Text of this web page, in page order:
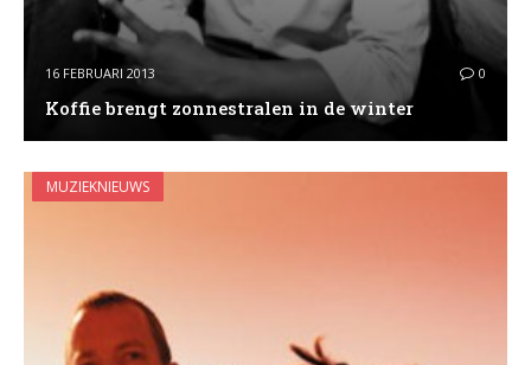
16 FEBRUARI 2013 0
Koffie brengt zonnestralen in de winter
MUZIEKNIEUWS